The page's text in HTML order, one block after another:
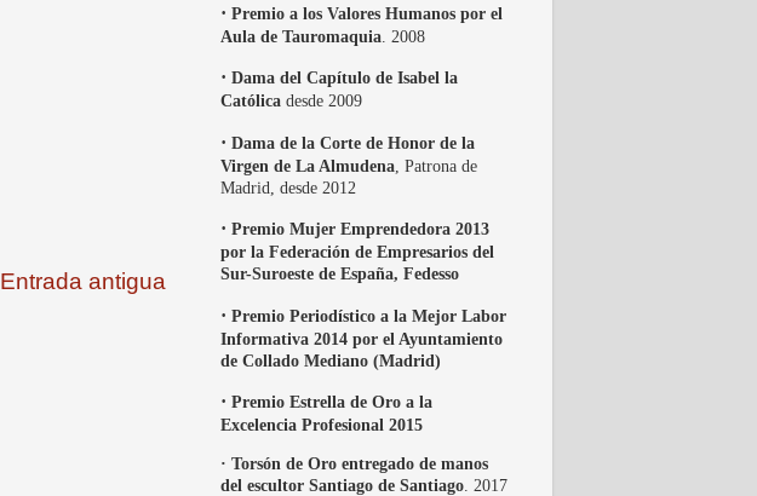
Entrada antigua
· Premio a los Valores Humanos por el
Aula de Tauromaquia . 2008
· Dama del Capítulo de Isabel la
Católica desde 2009
· Dama de la Corte de Honor de la
Virgen de La Almudena , Patrona de
Madrid, desde 2012
· Premio Mujer Emprendedora 2013
por la Federación de Empresarios del
Sur-Suroeste de España, Fedesso
· Premio Periodístico a la Mejor Labor
Informativa 2014 por el Ayuntamiento
de Collado Mediano (Madrid)
· Premio Estrella de Oro a la
Excelencia Profesional 2015
· Torsón de Oro entregado de manos
del escultor Santiago de Santiago . 2017